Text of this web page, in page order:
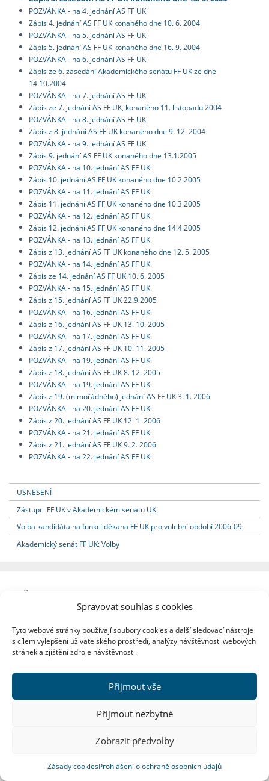
Spravovat souhlas s cookies
Tyto webové stránky používají soubory cookies a další sledovací nástroje
s cílem vylepšení uživatelského prostředí, analýzy návštěvnosti webových
stránek a zjištění zdroje návštěvnosti.
Přijmout vše
Přijmout nezbytné
Zobrazit předvolby
Zásady cookiesProhlášení o ochraně osobních údajů
POZVÁNKA - na 4. jednání AS FF UK
Zápis 4. jednání AS FF UK konaného dne 10. 6. 2004
POZVÁNKA - na 5. jednání AS FF UK
Zápis 5. jednání AS FF UK konaného dne 16. 9. 2004
POZVÁNKA - na 6. jednání AS FF UK
Zápis ze 6. zasedání Akademického senátu FF UK ze dne
14.10.2004
POZVÁNKA - na 7. jednání AS FF UK
Zápis ze 7. jednání AS FF UK, konaného 11. listopadu 2004
POZVÁNKA - na 8. jednání AS FF UK
Zápis z 8. jednání AS FF UK konaného dne 9. 12. 2004
POZVÁNKA - na 9. jednání AS FF UK
Zápis 9. jednání AS FF UK konaného dne 13.1.2005
POZVÁNKA - na 10. jednání AS FF UK
Zápis 10. jednání AS FF UK konaného dne 10.2.2005
POZVÁNKA - na 11. jednání AS FF UK
Zápis 11. jednání AS FF UK konaného dne 10.3.2005
POZVÁNKA - na 12. jednání AS FF UK
Zápis 12. jednání AS FF UK konaného dne 14.4.2005
POZVÁNKA - na 13. jednání AS FF UK
Zápis z 13. jednání AS FF UK konaného dne 12. 5. 2005
POZVÁNKA - na 14. jednání AS FF UK
Zápis ze 14. jednání AS FF UK 10. 6. 2005
POZVÁNKA - na 15. jednání AS FF UK
Zápis z 15. jednání AS FF UK 22.9.2005
POZVÁNKA - na 16. jednání AS FF UK
Zápis z 16. jednání AS FF UK 13. 10. 2005
POZVÁNKA - na 17. jednání AS FF UK
Zápis z 17. jednání AS FF UK 10. 11. 2005
POZVÁNKA - na 19. jednání AS FF UK
Zápis z 18. jednání AS FF UK 8. 12. 2005
POZVÁNKA - na 19. jednání AS FF UK
Zápis z 19. (mimořádného) jednání AS FF UK 3. 1. 2006
POZVÁNKA - na 20. jednání AS FF UK
Zápis z 20. jednání AS FF UK 12. 1. 2006
POZVÁNKA - na 21. jednání AS FF UK
Zápis z 21. jednání AS FF UK 9. 2. 2006
POZVÁNKA - na 22. jednání AS FF UK
USNESENÍ
Zástupci FF UK v Akademickém senatu UK
Volba kandidáta na funkci děkana FF UK pro volební období 2006-09
Akademický senát FF UK: Volby
Důležité odkazy
ENGLISH
Studijní oddělení
Katedry, ústavy a další pracoviště
Harmonogram ak. roku
Zobrazit plnou verzi stránek